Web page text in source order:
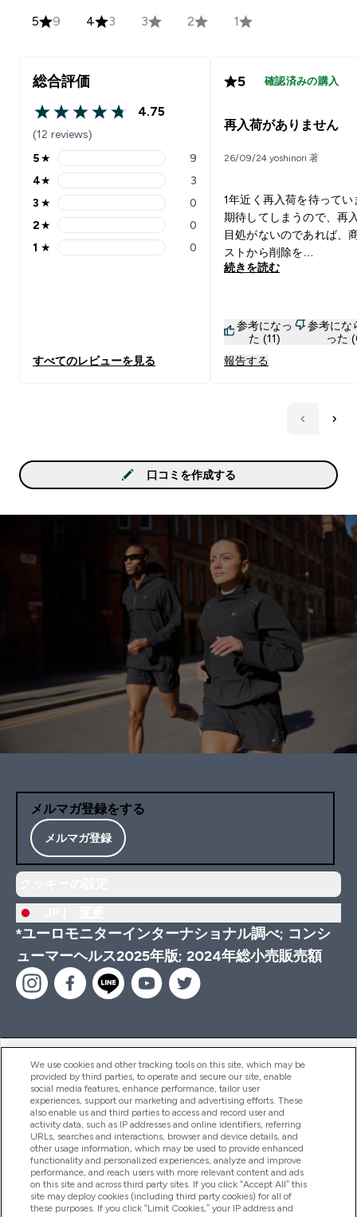
5 9 4 3 3 2 1
総合評価
4.75 out of 5 stars
4.75
(12 reviews)
5 stars rating 9 reviews
5★ 9
4 stars rating 3 reviews
4★ 3
3 stars rating 0 reviews
3 ★ 0
2 stars rating 0 reviews
2★ 0
1 stars rating 0 reviews
1 ★ 0
すべてのレビューを見る
5 確認済みの購入
再入荷がありません
26/09/24 yoshinori 著
1年近く再入荷を待ってい
期待してしまうので、再
目処がないのであれば、
ストから削除を…
続きを読む
参考になっ
た (11)
参考にな
った
報告する
口コミを作成する
メルマガ登録をする
メルマガ登録
*ユーロモニターインターナショナル調べ; コンシ
ューマーヘルス2025年版; 2024年総小売販売額
ヘルプ＆ガイド
商品について
会社概要
We use cookies and other tracking tools on this site, which may be
provided by third parties, to operate and secure our site, enable
social media features, enhance performance, tailor user
experiences, support our marketing and advertising efforts. These
also enable us and third parties to access and record user and
activity data, such as IP addresses and online identifiers, referring
URLs, searches and interactions, browser and device details, and
other usage information, which may be used to provide enhanced
functionality and personalized experiences, analyze and improve
performance, and reach users with more relevant content and ads
on this site and across third party sites. If you click “Accept All” this
site may deploy cookies (including third party cookies) for all of
these purposes. If you click “Limit Cookies,” your IP address and